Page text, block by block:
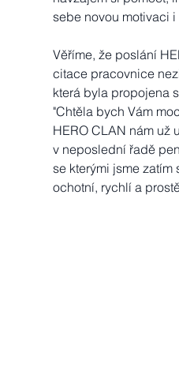
sebe novou motivaci i
Věříme, že poslání
citace pracovnice
která byla propojena
"Chtěla bych Vám
HERO CLAN nám už
v neposlední řadě
se kterými jsme
ochotní, rychlí a